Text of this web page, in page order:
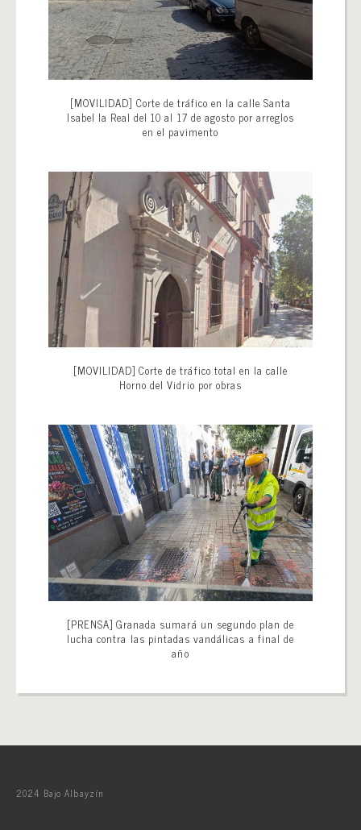
[MOVILIDAD] Corte de tráfico en la calle Santa
Isabel la Real del 10 al 17 de agosto por arreglos
en el pavimento
[MOVILIDAD] Corte de tráfico total en la calle
Horno del Vidrio por obras
[PRENSA] Granada sumará un segundo plan de
lucha contra las pintadas vandálicas a final de
año
2024 Bajo Albayzín